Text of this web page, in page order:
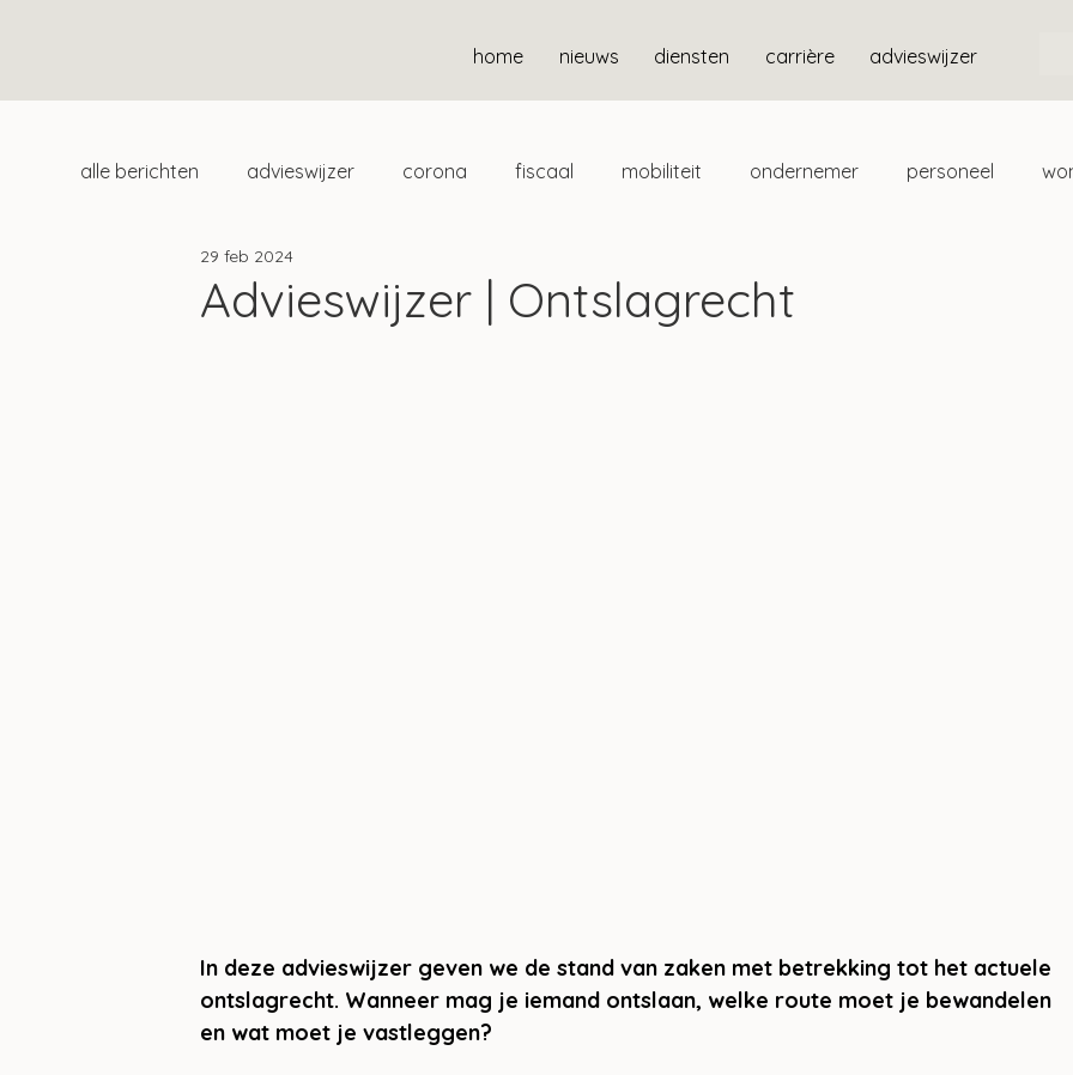
home nieuws diensten carrière advieswijzer
alle berichten advieswijzer corona fiscaal mobiliteit ondernemer personeel
duurzaam home
Advieswijzer | Ontslagrecht
29 feb 2024
In deze advieswijzer geven we de stand van zaken met betrekking tot het actuele
ontslagrecht. Wanneer mag je iemand ontslaan, welke route moet je bewandelen
en wat moet je vastleggen?